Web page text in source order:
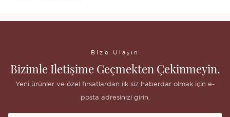
Bize Ulaşın
Bizimle Iletişime Geçmekten Çekinmeyin.
Yeni ürünler ve özel fırsatlardan ilk siz haberdar olmak için e-
posta adresinizi girin.